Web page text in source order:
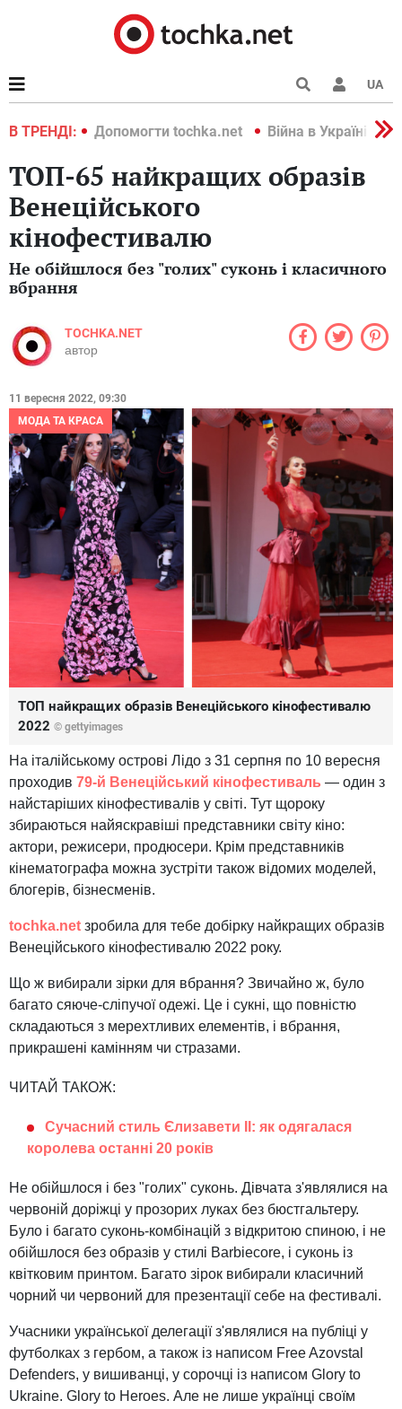
UA
В ТРЕНДІ:
2022 Допомогти tochka.net Війна в Україні 2022
ТОП-65 найкращих образів
Венеційського
кінофестивалю
Не обійшлося без "голих" суконь і класичного
вбрання
TOCHKA.NET
автор
11 вересня 2022, 09:30
МОДА ТА КРАСА
ТОП найкращих образів Венеційського кінофестивалю
2022 © gettyimages
На італійському острові Лідо з 31 серпня по 10 вересня
проходив 79-й Венеційський кінофестиваль — один з
найстаріших кінофестивалів у світі. Тут щороку
збираються найяскравіші представники світу кіно:
актори, режисери, продюсери. Крім представників
кінематографа можна зустріти також відомих моделей,
блогерів, бізнесменів.
tochka.net зробила для тебе добірку найкращих образів
Венеційського кінофестивалю 2022 року.
Що ж вибирали зірки для вбрання? Звичайно ж, було
багато сяюче-сліпучої одежі. Це і сукні, що повністю
складаються з мерехтливих елементів, і вбрання,
прикрашені камінням чи стразами.
ЧИТАЙ ТАКОЖ:
Сучасний стиль Єлизавети II: як одягалася
королева останні 20 років
Не обійшлося і без "голих" суконь. Дівчата з'являлися на
червоній доріжці у прозорих луках без бюстгальтеру.
Було і багато суконь-комбінацій з відкритою спиною, і не
обійшлося без образів у стилі Barbiecore, і суконь із
квітковим принтом. Багато зірок вибирали класичний
чорний чи червоний для презентації себе на фестивалі.
Учасники української делегації з'являлися на публіці у
футболках з гербом, а також із написом Free Azovstal
Defenders, у вишиванці, у сорочці із написом Glory to
Ukraine. Glory to Heroes. Але не лише українці своїм